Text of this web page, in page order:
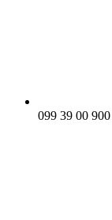
099 39 00 900